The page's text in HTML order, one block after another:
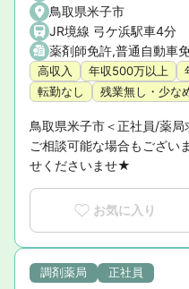
鳥取県米子市
JR境線 弓ケ浜駅車4分
薬剤師免許,普通自動車
高収入 年収500万以上
転勤なし
残業無し・少な
鳥取県米子市＜正社員/薬
ご相談可能な場合もござい
せくださいませ★
お気に入り
調剤薬局 正社員